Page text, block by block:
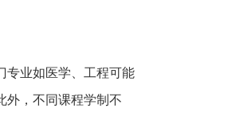
专业如医学、工程可能
外，不同课程学制不